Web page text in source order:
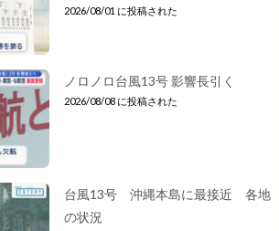
2026/08/01 に投稿された
ノロノロ台風13号 影響長引く
2026/08/08 に投稿された
台風13号 沖縄本島に最接近 各地
の状況